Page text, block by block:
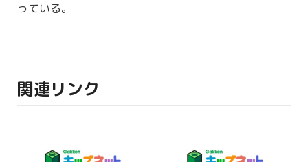
っている。
関連リンク